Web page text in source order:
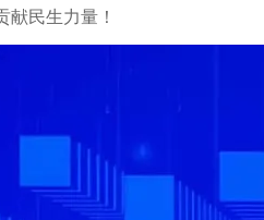
献民生力量！